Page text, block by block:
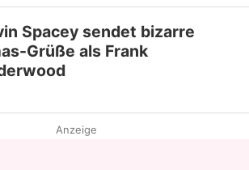
Spacey sendet bizarre
Grüße als Frank
Anzeige